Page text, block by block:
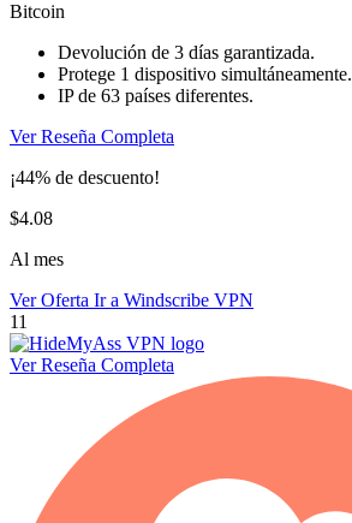
Bitcoin
Devolución de 3 días garantizada.
Protege 1 dispositivo simultáneamente.
IP de 63 países diferentes.
Ver Reseña Completa
¡44% de descuento!
$4.08
Al mes
Ver Oferta Ir a Windscribe VPN
11
Ver Reseña Completa